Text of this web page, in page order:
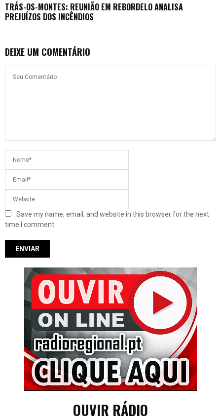
TRÁS-OS-MONTES: REUNIÃO EM REBORDELO ANALISA
PREJUÍZOS DOS INCÊNDIOS
DEIXE UM COMENTÁRIO
Save my name, email, and website in this browser for the next
time I comment.
OUVIR RÁDIO